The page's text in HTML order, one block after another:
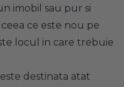
imobil sau pur si
ce este nou pe
locul in care trebuie
destinata atat